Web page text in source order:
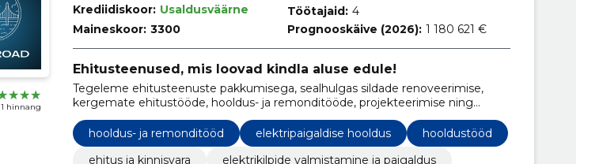
1 hinnang
Krediidiskoor: Usaldusväärne
Maineskoor: 3300
Töötajaid: 4
Prognooskäive (2026): 1 180 621 €
Ehitusteenused, mis loovad kindla aluse edule!
Tegeleme ehitusteenuste pakkumisega, sealhulgas sildade renoveerimise,
kergemate ehitustööde, hooldus- ja remonditööde, projekteerimise ning
valgustuslahendusteg
hooldus- ja remonditööd
elektripaigaldise hooldus
hooldustööd
ehitus ja kinnisvara
elektrikilpide valmistamine ja paigaldus